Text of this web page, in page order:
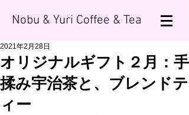
Nobu & Yuri Coffee & Tea
オリジナルギフト２月：手
揉み宇治茶と、ブレンドテ
ィー
2021年2月28日